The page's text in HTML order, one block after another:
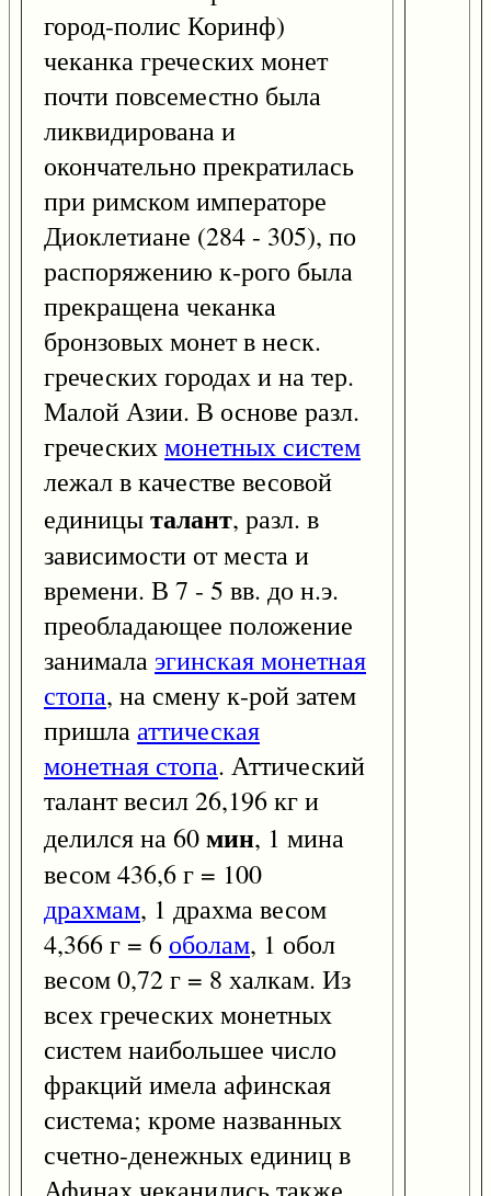
город-полис Коринф)
чеканка греческих монет
почти повсеместно была
ликвидирована и
окончательно прекратилась
при римском императоре
Диоклетиане (284 - 305), по
распоряжению к-рого была
прекращена чеканка
бронзовых монет в неск.
греческих городах и на тер.
Малой Азии. В основе разл.
греческихмонетных систем
лежал в качестве весовой
единицыталант, разл. в
зависимости от места и
времени. В 7 - 5 вв. до н.э.
преобладающее положение
занималаэгинская монетная
стопа, на смену к-рой затем
пришлааттическая
монетная стопа. Аттический
талант весил 26,196 кг и
делился на 60мин, 1 мина
весом 436,6 г = 100
драхмам, 1 драхма весом
4,366 г = 6 оболам, 1 обол
весом 0,72 г = 8 халкам. Из
всех греческих монетных
систем наибольшее число
фракций имела афинская
система; кроме названных
счетно-денежных единиц в